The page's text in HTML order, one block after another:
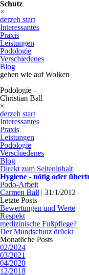
Schutz
×
derzeh start
Interessantes
Praxis
Leistungen
Podologie
Verschiedenes
Blog
gehen wie auf Wolken
Podologie -
Christian Ball
×
derzeh start
Interessantes
Praxis
Leistungen
Podologie
Verschiedenes
Blog
Direkt zum Seiteninhalt
Hygiene - nötig oder
Podo-Arbeit
Carmen Ball | 31/1/2012
Letzte Posts
Bewertungen und Werte
Respekt
medizinische Fußpflege?
Der Mundschutz drückt
Monatliche Posts
02/2024
03/2021
04/2020
12/2018